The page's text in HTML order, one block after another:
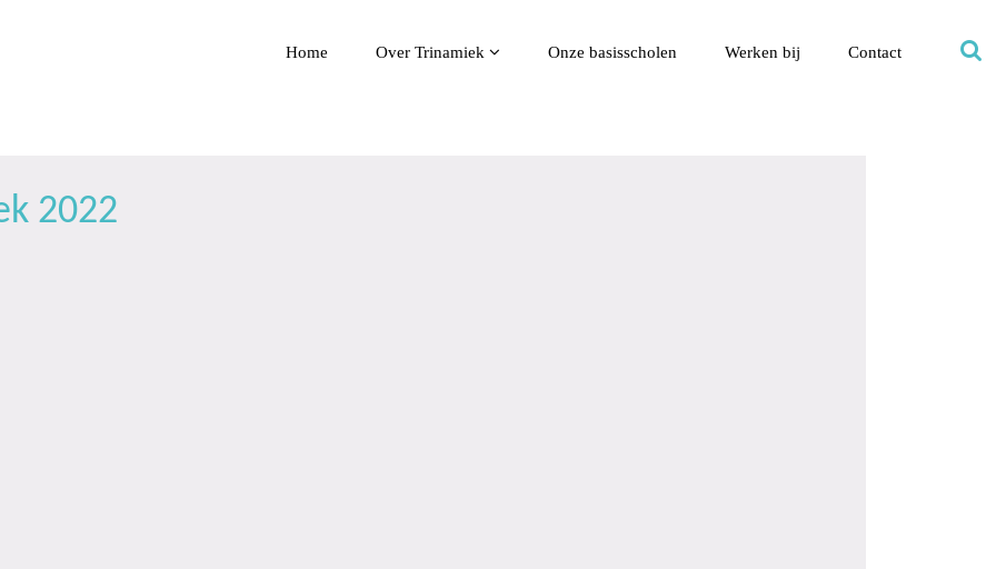
Home Over Trinamiek Onze basisscholen Werken bij Contact
2022